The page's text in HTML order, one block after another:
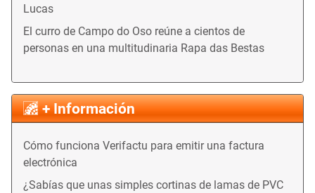
Lucas
El curro de Campo do Oso reúne a cientos de
personas en una multitudinaria Rapa das Bestas
+ Información
Cómo funciona Verifactu para emitir una factura
electrónica
¿Sabías que unas simples cortinas de lamas de PVC